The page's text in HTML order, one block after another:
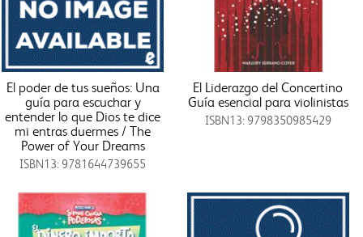
El poder de tus sueños: Una
guía para escuchar y
entender lo que Dios te dice
mi entras duermes / The
Power of Your Dreams
ISBN13: 9781644739655
El Liderazgo del Concertino
Guía esencial para violinistas
ISBN13: 9798350985429